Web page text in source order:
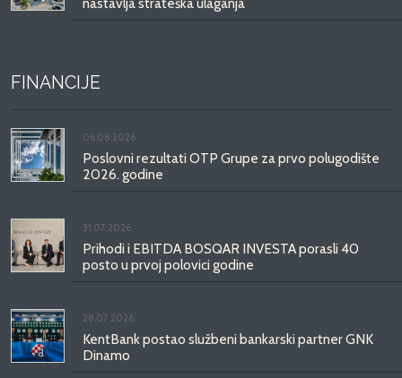
FINANCIJE
06.08.2026.
Poslovni rezultati OTP Grupe za prvo polugodište
2026. godine
31.07.2026.
Prihodi i EBITDA BOSQAR INVESTA porasli 40
posto u prvoj polovici godine
28.07.2026.
KentBank postao službeni bankarski partner GNK
Dinamo